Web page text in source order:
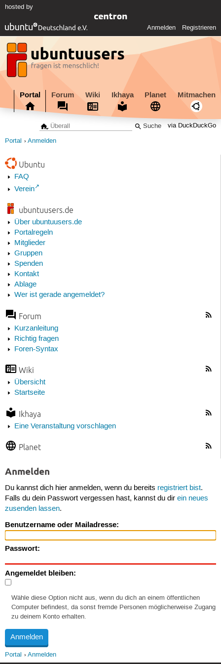
hosted by
Anmelden Registrieren
Portal Forum Wiki Ikhaya Planet Mitmachen
via DuckDuckGo
Portal Anmelden
Ubuntu
FAQ
Verein
ubuntuusers.de
Über ubuntuusers.de
Portalregeln
Mitglieder
Gruppen
Spenden
Kontakt
Ablage
Wer ist gerade angemeldet?
Forum
Kurzanleitung
Richtig fragen
Foren-Syntax
Wiki
Übersicht
Startseite
Ikhaya
Eine Veranstaltung vorschlagen
Planet
Anmelden
Du kannst dich hier anmelden, wenn du bereits registriert bist.
Falls du dein Passwort vergessen hast, kannst du dir ein neues
zusenden lassen.
Benutzername oder Mailadresse:
Passwort:
Angemeldet bleiben:
Wähle diese Option nicht aus, wenn du dich an einem öffentlichen
Computer befindest, da sonst fremde Personen möglicherweise Zugang
zu deinem Konto erhalten.
Portal Anmelden